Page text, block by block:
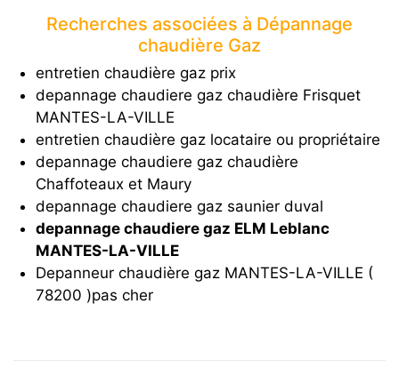
Recherches associées à Dépannage
chaudière Gaz
entretien chaudière gaz prix
depannage chaudiere gaz chaudière Frisquet
MANTES-LA-VILLE
entretien chaudière gaz locataire ou propriétaire
depannage chaudiere gaz chaudière
Chaffoteaux et Maury
depannage chaudiere gaz saunier duval
depannage chaudiere gaz ELM Leblanc
MANTES-LA-VILLE
Depanneur chaudière gaz MANTES-LA-VILLE (
78200 )pas cher